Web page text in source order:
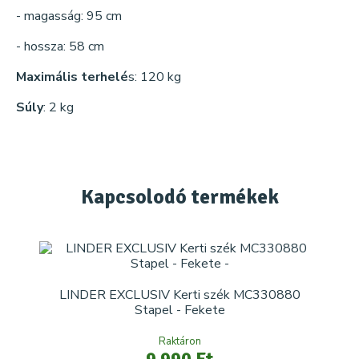
- magasság: 95 cm
- hossza: 58 cm
Maximális terhelés: 120 kg
Súly: 2 kg
Kapcsolodó termékek
LINDER EXCLUSIV Kerti szék MC330880
Stapel - Fekete
Raktáron